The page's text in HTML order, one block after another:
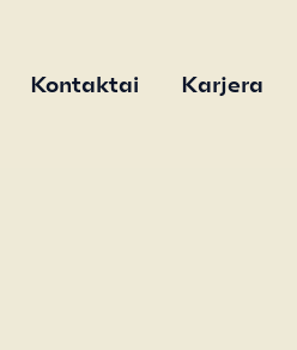
Kontaktai Karjera